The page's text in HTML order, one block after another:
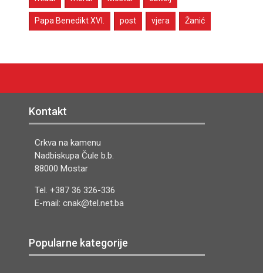
Papa Benedikt XVI. post vjera Žanić
Kontakt
Crkva na kamenu
Nadbiskupa Čule b.b.
88000 Mostar
Tel. +387 36 326-336
E-mail: cnak@tel.net.ba
Popularne kategorije